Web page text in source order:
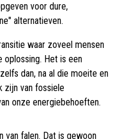
voor dure,
alternatieven.
waar zoveel mensen
oplossing. Het is een
dan, na al die moeite en
zijn van fossiele
onze energiebehoeften.
van falen. Dat is gewoon